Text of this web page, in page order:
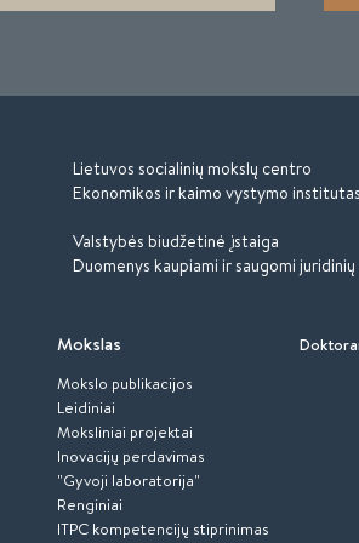
Lietuvos socialinių mokslų centro
Ekonomikos ir kaimo vystymo institutas
Valstybės biudžetinė įstaiga
Duomenys kaupiami ir saugomi
Mokslas
Mokslo publikacijos
Leidiniai
Moksliniai projektai
Inovacijų perdavimas
"Gyvoji laboratorija"
Renginiai
ITPC kompetencijų stiprinimas